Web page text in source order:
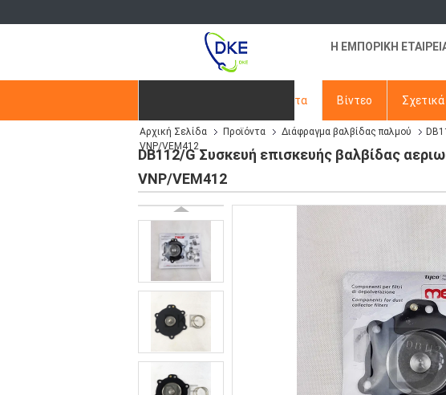
Η ΕΜΠΟΡΙΚΗ
Προϊόντα Βίντεο
Ζητήστε ένα απόσπασμα
Αρχική Σελίδα Προϊόντα Διάφραγμα βαλβίδας παλμού
VNP/VEM412
DB112/G Συσκευή επισκευής βαλβίδας
VNP/VEM412